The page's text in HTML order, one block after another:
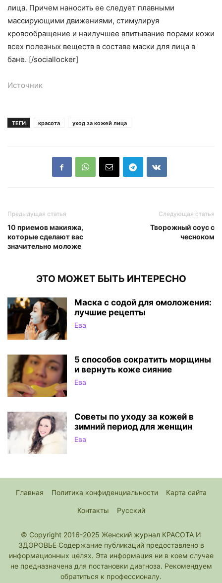
лица. Причем наносить ее следует плавными
массирующими движениями, стимулируя
кровообращение и наилучшее впитывание порами кожи
всех полезных веществ в составе маски для лица в
бане. [/sociallocker]
Источник
ТЕГИ красота уход за кожей лица
Предыдущая статья
10 приемов макияжа,
которые сделают вас
значительно моложе
Следующая статья
Творожный соус с
чесноком
ЭТО МОЖЕТ БЫТЬ ИНТЕРЕСНО
Маска с содой для омоложения:
лучшие рецепты
Ева
5 способов сократить морщины
и вернуть коже сияние
Ева
Советы по уходу за кожей в
зимний период для женщин
Ева
Главная Политика конфиденциальности Карта сайта
Контакты Русский
© Copyright 2016-2025 Женский журнал КРАСОТА И
ЗДОРОВЬЕ Содержание публикаций предоставлено в
информационных целях. Эта информация ни в коем случае
не предназначена для постановки диагноза. Рекомендуем
обратиться к профессионалу.